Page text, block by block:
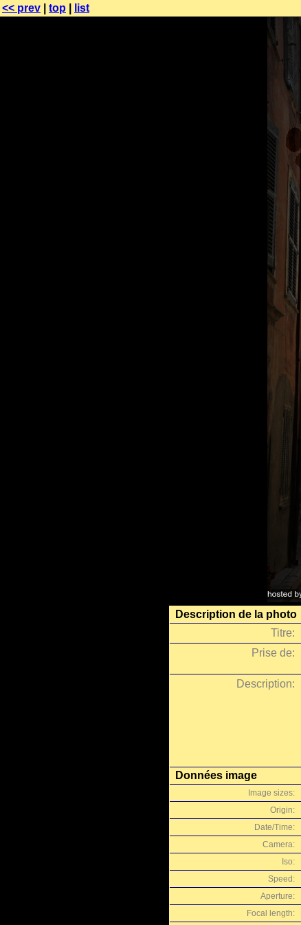
<< prev top list
Description de la photo
Titre:
Prise de:
Description:
Données image
Image sizes:
Origin:
Date/Time:
Camera:
Iso:
Speed:
Aperture:
Focal length: